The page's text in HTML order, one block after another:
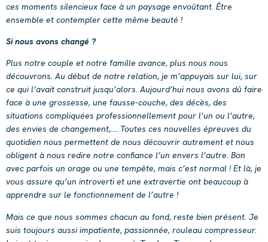
ces moments silencieux face à un paysage envoûtant. Être
ensemble et contempler cette même beauté !
Si nous avons changé ?
Plus notre couple et notre famille avance, plus nous nous
découvrons. Au début de notre relation, je m’appuyais sur lui, sur
ce qui l’avait construit jusqu’alors. Aujourd’hui nous avons dû faire
face à une grossesse, une fausse-couche, des décès, des
situations compliquées professionnellement pour l’un ou l’autre,
des envies de changement,…. Toutes ces nouvelles épreuves du
quotidien nous permettent de nous découvrir autrement et nous
obligent à nous redire notre confiance l’un envers l’autre. Bon
avec parfois un orage ou une tempête, mais c’est normal ! Et là, je
vous assure qu’un introverti et une extravertie ont beaucoup à
apprendre sur le fonctionnement de l’autre !
Mais ce que nous sommes chacun au fond, reste bien présent. Je
suis toujours aussi impatiente, passionnée, rouleau compresseur.